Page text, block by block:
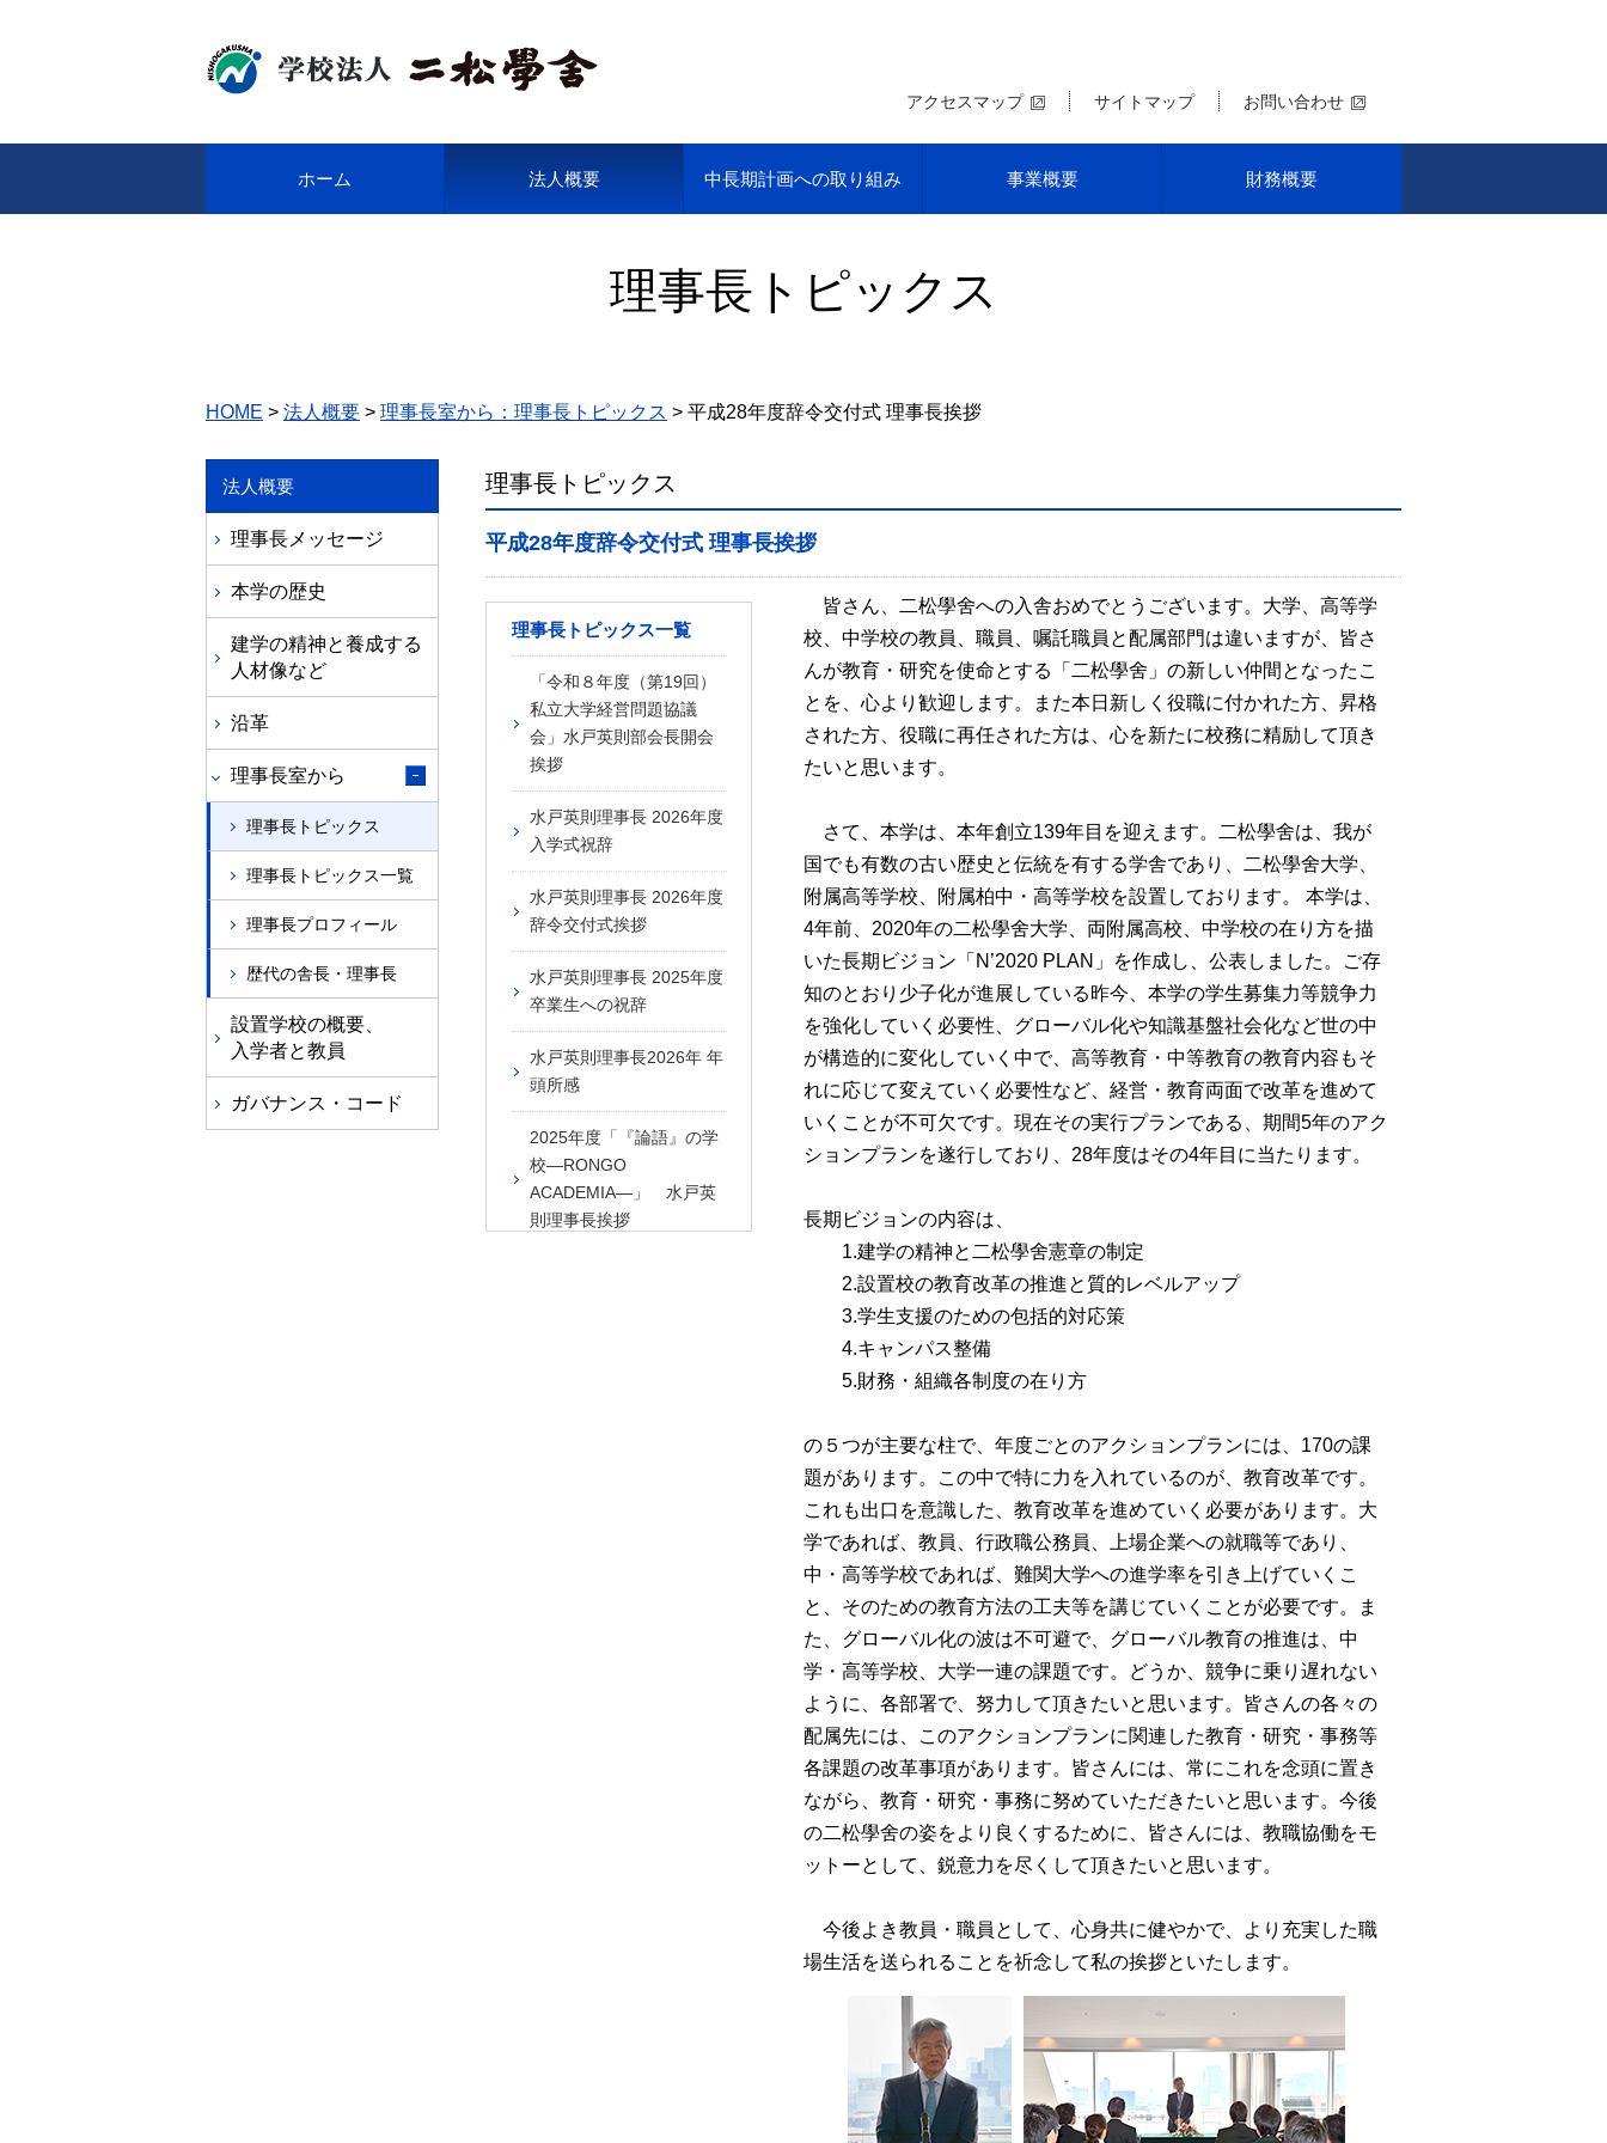
アクセスマップ サイトマップ お問い合わせ
ホーム 法人概要 中長期計画への取り組み 事業概要 財務概要
理事長トピックス
HOME 法人概要 理事長室から：理事長トピックス 平成28年度辞令交付式 理事長挨拶
理事長トピックス
平成28年度辞令交付式 理事長挨拶
理事長トピックス一覧
「令和８年度（第19回）
私立大学経営問題協議
会」水戸英則部会長開会
挨拶
水戸英則理事長 2026年度
入学式祝辞
水戸英則理事長 2026年度
辞令交付式挨拶
水戸英則理事長 2025年度
卒業生への祝辞
水戸英則理事長2026年 年
頭所感
2025年度「『論語』の学
校―RONGO
ACADEMIA―」 水戸英
則理事長挨拶
皆さん、二松學舍への入舎おめでとうございます。大学、高等学
校、中学校の教員、職員、嘱託職員と配属部門は違いますが、皆さ
んが教育・研究を使命とする「二松學舍」の新しい仲間となったこ
とを、心より歓迎します。また本日新しく役職に付かれた方、昇格
された方、役職に再任された方は、心を新たに校務に精励して頂き
たいと思います。
さて、本学は、本年創立139年目を迎えます。二松學舍は、我が
国でも有数の古い歴史と伝統を有する学舎であり、二松學舍大学、
附属高等学校、附属柏中・高等学校を設置しております。 本学は、
4年前、2020年の二松學舍大学、両附属高校、中学校の在り方を描
いた長期ビジョン「N’2020 PLAN」を作成し、公表しました。ご存
知のとおり少子化が進展している昨今、本学の学生募集力等競争力
を強化していく必要性、グローバル化や知識基盤社会化など世の中
が構造的に変化していく中で、高等教育・中等教育の教育内容もそ
れに応じて変えていく必要性など、経営・教育両面で改革を進めて
いくことが不可欠です。現在その実行プランである、期間5年のアク
ションプランを遂行しており、28年度はその4年目に当たります。
長期ビジョンの内容は、
1.建学の精神と二松學舍憲章の制定
2.設置校の教育改革の推進と質的レベルアップ
3.学生支援のための包括的対応策
4.キャンパス整備
5.財務・組織各制度の在り方
の５つが主要な柱で、年度ごとのアクションプランには、170の課
題があります。この中で特に力を入れているのが、教育改革です。
これも出口を意識した、教育改革を進めていく必要があります。大
学であれば、教員、行政職公務員、上場企業への就職等であり、
中・高等学校であれば、難関大学への進学率を引き上げていくこ
と、そのための教育方法の工夫等を講じていくことが必要です。ま
た、グローバル化の波は不可避で、グローバル教育の推進は、中
学・高等学校、大学一連の課題です。どうか、競争に乗り遅れない
ように、各部署で、努力して頂きたいと思います。皆さんの各々の
配属先には、このアクションプランに関連した教育・研究・事務等
各課題の改革事項があります。皆さんには、常にこれを念頭に置き
ながら、教育・研究・事務に努めていただきたいと思います。今後
の二松學舍の姿をより良くするために、皆さんには、教職協働をモ
ットーとして、鋭意力を尽くして頂きたいと思います。
今後よき教員・職員として、心身共に健やかで、より充実した職
場生活を送られることを祈念して私の挨拶といたします。
法人概要
理事長メッセージ
本学の歴史
建学の精神と養成する
人材像など
沿革
理事長室から
理事長トピックス
理事長トピックス一覧
理事長プロフィール
歴代の舎長・理事長
設置学校の概要、
入学者と教員
ガバナンス・コード